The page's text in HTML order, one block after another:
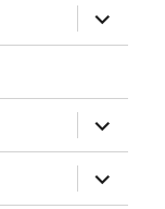
öffnen
öffnen
öffnen